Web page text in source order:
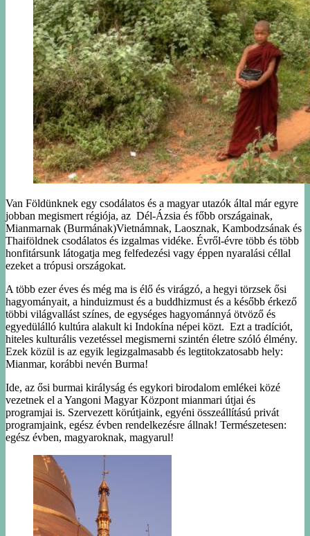
Van Földünknek egy csodálatos és a magyar utazók által már egyre
jobban megismert régiója, az Dél-Ázsia és főbb országainak,
Mianmarnak (Burmának)Vietnámnak, Laosznak, Kambodzsának és
Thaiföldnek csodálatos és izgalmas vidéke. Évről-évre több és több
honfitársunk látogatja meg felfedezési vagy éppen nyaralási céllal
ezeket a trópusi országokat.
A több ezer éves és még ma is élő és virágzó, a hegyi törzsek ősi
hagyományait, a hinduizmust és a buddhizmust és a később érkező
többi világvallást színes, de egységes hagyománnyá ötvöző és
egyedülálló kultúra alakult ki Indokína népei közt. Ezt a tradíciót,
hiteles kulturális vezetéssel megismerni szintén életre szóló élmény.
Ezek közül is az egyik legizgalmasabb és legtitokzatosabb hely:
Mianmar, korábbi nevén Burma!
Ide, az ősi burmai királyság és egykori birodalom emlékei közé
vezetnek el a Yangoni Magyar Központ mianmari útjai és
programjai is. Szervezett körútjaink, egyéni összeállítású privát
programjaink, egész évben rendelkezésre állnak! Természetesen:
egész évben, magyaroknak, magyarul!